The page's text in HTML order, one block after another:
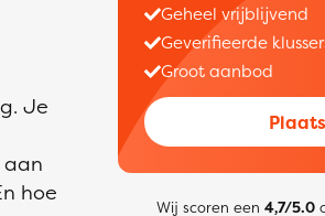
Je
aan
hoe
Geheel vrijblijvend
Geverifieerde
Groot aanbod
Wij scoren een 4,7/5.0